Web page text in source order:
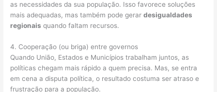
as necessidades da sua população. Isso favorece soluções
mais adequadas, mas também pode gerardesigualdades
regionais quando faltam recursos.
4. Cooperação (ou briga) entre governos
Quando União, Estados e Municípios trabalham juntos, as
políticas chegam mais rápido a quem precisa. Mas, se entra
em cena a disputa política, o resultado costuma ser atraso e
frustração para a população.